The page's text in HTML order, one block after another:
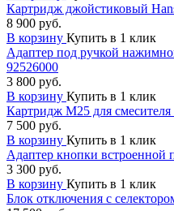
Картридж джойстиковый
8 900 руб.
В корзину Купить в 1 клик
Адаптер под ручкой
92526000
3 800 руб.
В корзину Купить в 1 клик
Картридж М25 для
7 500 руб.
В корзину Купить в 1 клик
Адаптер кнопки встроенной
3 300 руб.
В корзину Купить в 1 клик
Блок отключения с